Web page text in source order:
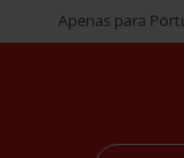
Apenas para